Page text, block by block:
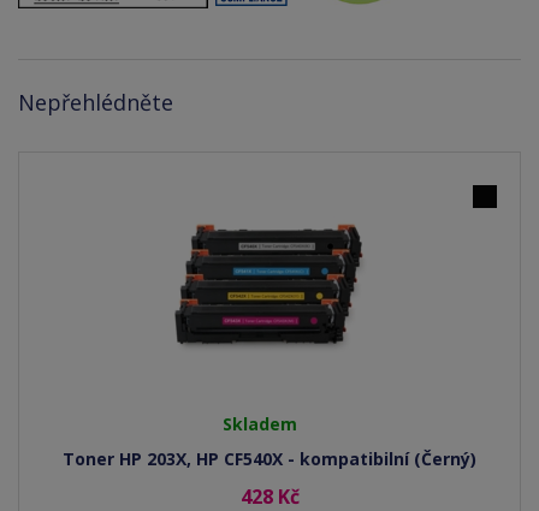
Nepřehlédněte
Skladem
Toner HP 203X, HP CF540X - kompatibilní (Černý)
428 Kč